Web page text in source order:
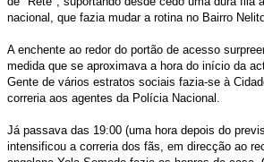
nacional, que fazia mudar a rotina no Bairro
A enchente ao redor do portão de acesso
medida que se aproximava a hora do início da
Gente de vários estratos sociais fazia-se à
correria aos agentes da Polícia Nacional.
Já passava das 19:00 (uma hora depois do
intensificou a correria dos fãs, em direcção ao